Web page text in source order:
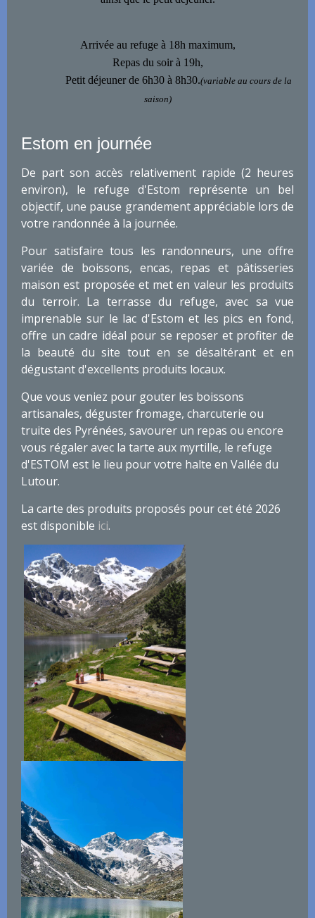
Arrivée au refuge à 18h maximum,
Repas du soir à 19h,
Petit déjeuner de 6h30 à 8h30.(variable au cours de la
saison)
Estom en journée
De part son accès relativement rapide (2 heures
environ), le refuge d'Estom représente un bel
objectif, une pause grandement appréciable lors de
votre randonnée à la journée.
Pour satisfaire tous les randonneurs, une offre
variée de boissons, encas, repas et pâtisseries
maison est proposée et met en valeur les produits
du terroir. La terrasse du refuge, avec sa vue
imprenable sur le lac d'Estom et les pics en fond,
offre un cadre idéal pour se reposer et profiter de
la beauté du site tout en se désaltérant et en
dégustant d'excellents produits locaux.
Que vous veniez pour gouter les boissons
artisanales, déguster fromage, charcuterie ou
truite des Pyrénées, savourer un repas ou encore
vous régaler avec la tarte aux myrtille, le refuge
d'ESTOM est le lieu pour votre halte en Vallée du
Lutour.
La carte des produits proposés pour cet été 2026
est disponible ici.